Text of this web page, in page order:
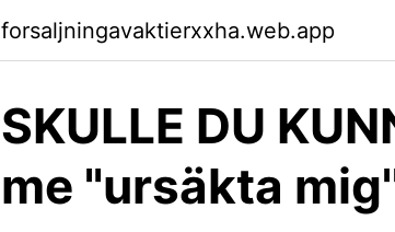
forsaljningavaktierxxha.web.app
SKULLE DU
me "ursäkta